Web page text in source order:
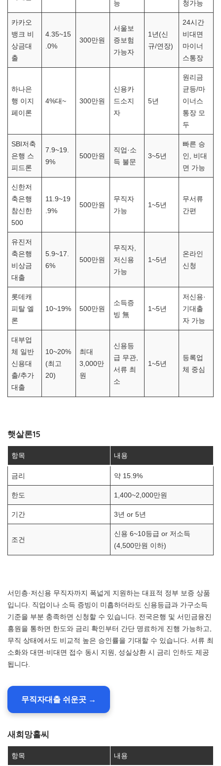
능 청가능
카카오
뱅크 비
상금대
출
4.35~15
.0%
300만원
서울보
증보험
가능자
1년(신
규/연장)
24시간
비대면
마이너
스통장
하나은
행 이지
페이론
4%대~ 300만원
신용카
드소지
자
5년
원리금
균등/마
이너스
통장 모
두
SBI저축
은행 스
피드론
7.9~19.
9%
500만원
직업·소
득 불문
3~5년
빠른 승
인, 비대
면 가능
신한저
축은행
참신한
500
11.9~19
.9%
500만원
무직자
가능
1~5년
무서류
간편
유진저
축은행
비상금
대출
5.9~17.
6%
500만원
무직자,
저신용
가능
1~5년
온라인
신청
롯데캐
피탈 엘
론
10~19% 500만원
소득증
빙 無
1~5년
저신용·
기대출
자 가능
대부업
체 일반
신용대
출/추가
대출
10~20%
(최고
20)
최대
3,000만
원
신용등
급 무관,
서류 최
소
1~5년
등록업
체 중심
햇살론15
항목 내용
금리 약 15.9%
한도 1,400~2,000만원
기간 3년 or 5년
조건
신용 6~10등급 or 저소득
(4,500만원 이하)
서민층·저신용 무직자까지 폭넓게 지원하는 대표적 정부 보증 상품
입니다. 직업이나 소득 증빙이 미흡하더라도 신용등급과 가구소득
기준을 부분 충족하면 신청할 수 있습니다. 전국은행 및 서민금융진
흥원을 통하면 한도와 금리 확인부터 간단 명료하게 진행 가능하고,
무직 상태에서도 비교적 높은 승인률을 기대할 수 있습니다. 서류 최
소화와 대면·비대면 접수 동시 지원, 성실상환 시 금리 인하도 제공
됩니다.
무직자대출 쉬운곳 →
새희망홀씨
항목 내용